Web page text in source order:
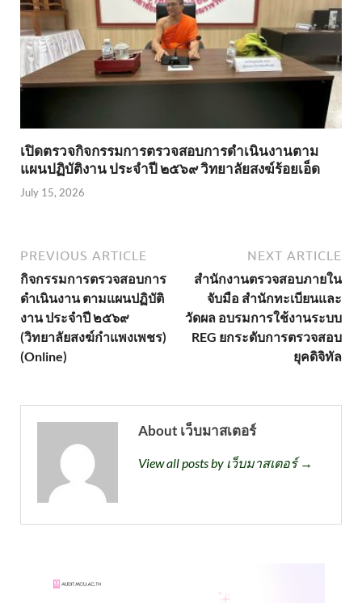
เปิดตรวจกิจกรรมการตรวจสอบการดำเนินงานตาม
แผนปฏิบัติงาน ประจำปี ๒๕๖๙ วิทยาลัยสงฆ์ร้อยเอ็ด
July 15, 2026
PREVIOUS ARTICLE
กิจกรรมการตรวจสอบการ
ดำเนินงาน ตามแผนปฏิบัติ
งาน ประจำปี ๒๕๖๙
(วิทยาลัยสงฆ์กำแพงเพชร)
(Online)
NEXT ARTICLE
สำนักงานตรวจสอบภายใน
จับมือ สำนักทะเบียนและ
วัดผล อบรมการใช้งานระบบ
REG ยกระดับการตรวจสอบ
ยุคดิจิทัล
About เว็บมาสเตอร์
View all posts by เว็บมาสเตอร์ →